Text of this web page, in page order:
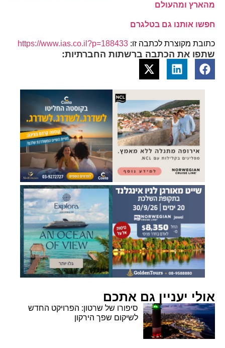
מהארץ ומהעולם
חפשו אותנו גם בטלגרם
כתובת מקוצרת לכתבה זו: https://www.ias.co.il?p=188433
שתפו את הכתבה ברשתות החברתיות:
אולי יעניין גם אתכם
סיפורו של שרטון: הפרויקט החדש
לשיקום שפך הירקון